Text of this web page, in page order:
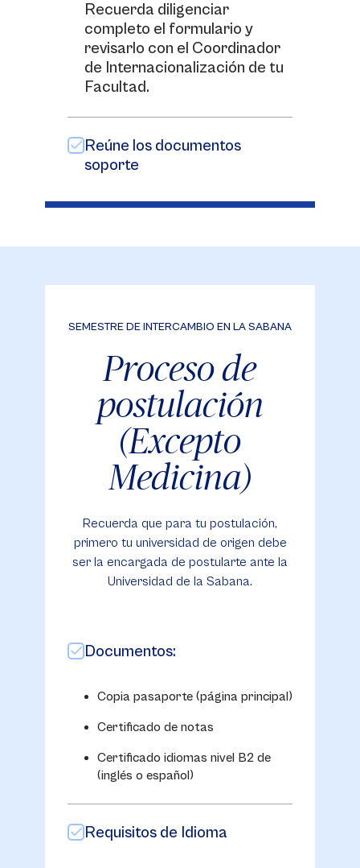
Recuerda diligenciar
completo el formulario y
revisarlo con el Coordinador
de Internacionalización de tu
Facultad.
Reúne los documentos
soporte
SEMESTRE DE INTERCAMBIO EN LA SABANA
Proceso de
postulación
(Excepto
Medicina)
Recuerda que para tu postulación,
primero tu universidad de origen debe
ser la encargada de postularte ante la
Universidad de la Sabana.
Documentos:
Copia pasaporte (página principal)
Certificado de notas
Certificado idiomas nivel B2 de
(inglés o español)
Requisitos de Idioma